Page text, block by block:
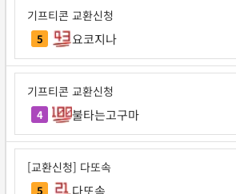
기프티콘 교환신청
5 요코지나
기프티콘 교환신청
4 불타는고구마
[교환신청] 다또속
5 다또속